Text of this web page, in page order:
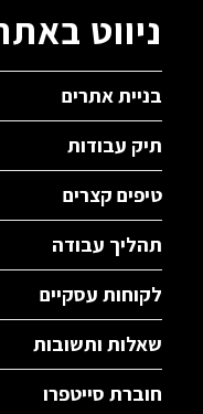
ניווט
בניית אתרים
תיק עבודות
טיפים קצרים
תהליך עבודה
לקוחות עסקיים
שאלות ותשובות
חוברת סייטפרו